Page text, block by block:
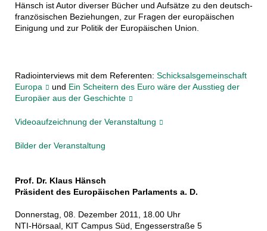
Hänsch ist Autor diverser Bücher und Aufsätze zu den deutsch-
französischen Beziehungen, zur Fragen der europäischen
Einigung und zur Politik der Europäischen Union.
Radiointerviews mit dem Referenten: Schicksalsgemeinschaft
Europa
und Ein Scheitern des Euro wäre der Ausstieg der
Europäer aus der Geschichte
Videoaufzeichnung der Veranstaltung
Bilder der Veranstaltung
Prof. Dr. Klaus Hänsch
Präsident des Europäischen Parlaments a. D.
Donnerstag, 08. Dezember 2011, 18.00 Uhr
NTI-Hörsaal, KIT Campus Süd, Engesserstraße 5